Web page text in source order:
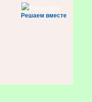
Решаем вместе